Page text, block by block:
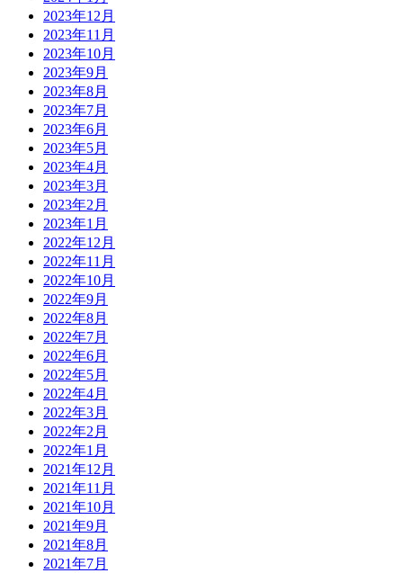
2023年12月
2023年11月
2023年10月
2023年9月
2023年8月
2023年7月
2023年6月
2023年5月
2023年4月
2023年3月
2023年2月
2023年1月
2022年12月
2022年11月
2022年10月
2022年9月
2022年8月
2022年7月
2022年6月
2022年5月
2022年4月
2022年3月
2022年2月
2022年1月
2021年12月
2021年11月
2021年10月
2021年9月
2021年8月
2021年7月